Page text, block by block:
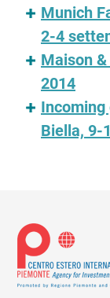
Munich
2-4
Maison
2014
Incoming
Biella, 9-